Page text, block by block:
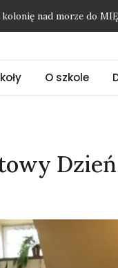
O szkole
Dzień